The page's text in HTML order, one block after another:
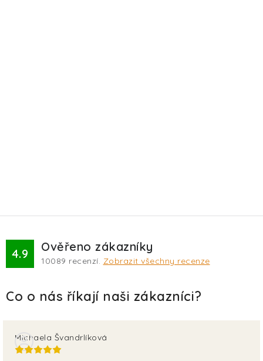
4.9 Ověřeno zákazníky
10089 recenzí. Zobrazit všechny recenze
Michaela Švandrlíková